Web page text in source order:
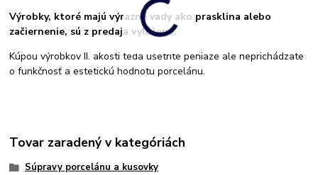
Výrobky, ktoré majú výrazné vady ako prasklina alebo
začiernenie, sú z predaja vylúčené.
Kúpou výrobkov II. akosti teda ušetríte peniaze ale neprichádzate
o funkčnosť a estetickú hodnotu porcelánu.
Tovar zaradený v kategóriách
Súpravy porcelánu a kusovky